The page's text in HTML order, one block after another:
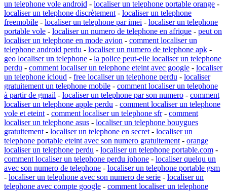
un telephone vole android - localiser un telephone portable orange -
localiser un telephone discrètement - localiser un telephone
freemobile - localiser un telephone par imei - localiser un telephone
portable vole - localiser un numero de telephone en afrique - peut on
localiser un telephone en mode avion - comment localiser un
telephone android perdu - localiser un numero de telephone apk -
geo localiser un telephone - la police peut-elle localiser un telephone
perdu - comment localiser un telephone eteint avec google - localiser
un telephone icloud - free localiser un telephone perdu - localiser
gratuitement un telephone mobile - comment localiser un telephone
à partir de gmail - localiser un telephone par son numero - comment
localiser un telephone apple perdu - comment localiser un telephone
vole et eteint - comment localiser un telephone sfr- comment
localiser un telephone asus - localiser un telephone bouygues
gratuitement - localiser un telephone en secret - localiser un
telephone portable eteint avec son numero gratuitement - orange
localiser un telephone perdu - localiser un telephone portable.com -
comment localiser un telephone perdu iphone - localiser quelqu un
avec son numero de telephone - localiser un telephone portable gsm
- localiser un telephone avec son numero de serie - localiser un
telephone avec compte google - comment localiser un telephone